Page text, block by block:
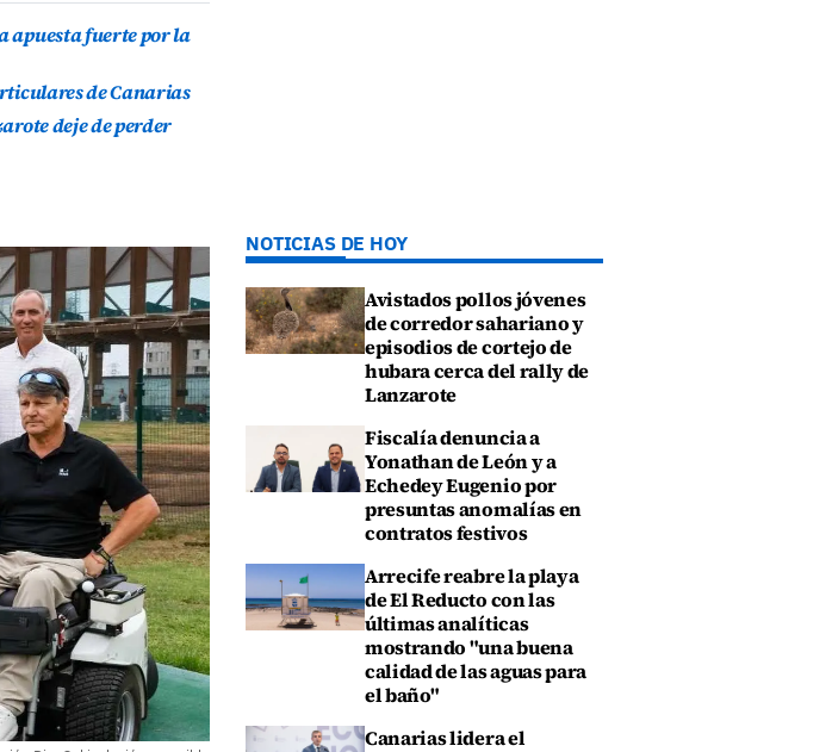
apuesta fuerte por la
de Canarias
deje de perder
NOTICIAS DE HOY
Avistados pollos jóvenes
de corredor sahariano y
episodios de cortejo de
hubara cerca del rally de
Lanzarote
Fiscalía denuncia a
Yonathan de León y a
Echedey Eugenio por
presuntas anomalías en
contratos festivos
Arrecife reabre la playa
de El Reducto con las
últimas analíticas
mostrando "una buena
calidad de las aguas para
el baño"
Canarias lidera el